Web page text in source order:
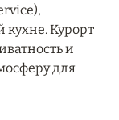
кухне. Курорт
и
для